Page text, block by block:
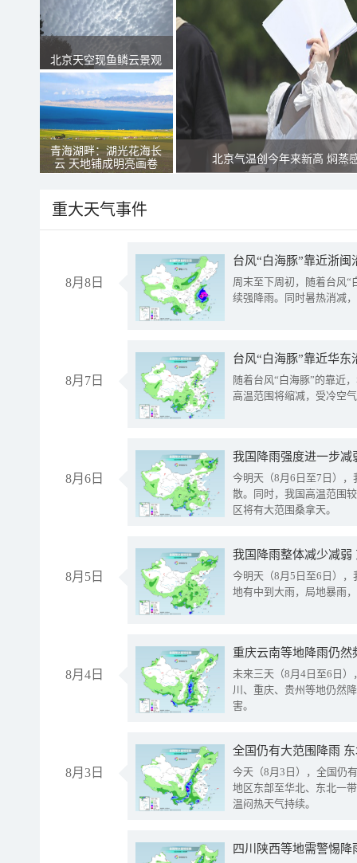
北京天空现鱼鳞云景观
青海湖畔：湖光花海长
云 天地铺成明亮画卷
北京气温创今年来新高 焖蒸
重大天气事件
8月8日
台风“白海豚”靠近浙
周末至下周初，随着台风“
续强降雨。同时暑热消减
8月7日
台风“白海豚”靠近华
随着台风“白海豚”的靠近
高温范围将缩减，受冷空
8月6日
今明天（8月6日至7日）
散。同时，我国高温范围
区将有大范围桑拿天。
8月5日
我国降雨整体减少减弱
今明天（8月5日至6日）
地有中到大雨，局地暴雨
8月4日
重庆云南等地降雨仍然
未来三天（8月4日至6日
川、重庆、贵州等地仍然
害。
8月3日
全国仍有大范围降雨
今天（8月3日），全国仍
地区东部至华北、东北一
温闷热天气持续。